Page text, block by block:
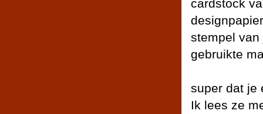
cardstock
stempel van
gebruikte
super dat je
Ik lees ze